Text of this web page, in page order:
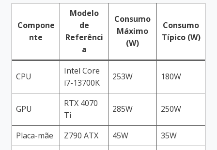
Compone
nte
Modelo
de
Referênci
a
Consumo
Máximo
(W)
Consumo
Típico (W)
CPU
Intel Core
i7-13700K
253W 180W
GPU
RTX 4070
Ti
285W 250W
Placa-mãe Z790 ATX 45W 35W